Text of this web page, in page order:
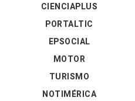
CIENCIAPLUS
PORTALTIC
EPSOCIAL
MOTOR
TURISMO
NOTIMÉRICA